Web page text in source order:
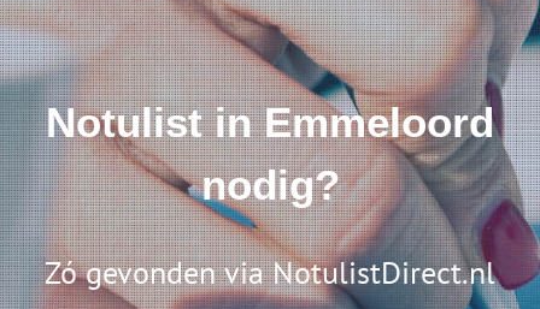
Notulist in Emmeloord
nodig?
Zó gevonden via NotulistDirect.nl